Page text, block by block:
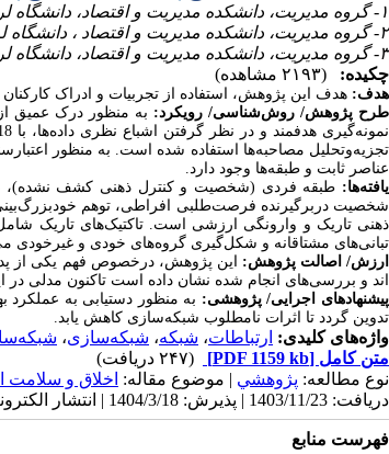
۱- گروه مدیریت، دانشکده مدیریت و اقتصاد، دانشگاه لرستان، خرم‌آباد، ایران.
۲- گروه مدیریت، دانشکده مدیریت و اقتصاد ، دانشگاه لرستان، خرم‌آباد، ایران. ،
۳- گروه مدیریت، دانشکده مدیریت و اقتصاد، دانشگاه لرستان، خرم‌آباد، ایران
چکیده:
(۲۱۹۳ مشاهده)
هدف: هدف این پژوهش، استفاده از تجربیات و ادراک
طرح پژوهش/ روش‌‏شناسی/ رویکرد: به منظور درک عمیق
تجزیه‌وتحلیل مصاحبه‌­ها استفاده شده است. به منظور
عناصر ثابت و طبقه‌­ها وجود دارد.
یافته‌­ها: طبقه فردی (شخصیت و کنترل ذهنی کشف نشده)،
شخصیت دربرگیرنده فرصت‌­طلبی افراطی، توهم
ذهنی تاریک و وارونگی ارزشی است. تاکتیک‌­های تاریک
تبانی­‌های مشتاقانه و شکل­‌گیری گروه­‌های خودی و غیرخودی
ارزش/ اصالت پژوهش:این پژوهش، درخصوص فهم یکی از
اند و بررسی­‌های انجام شده نشان داده است تاکنون مدلی در
پیشنهادهای اجرایی/ پژوهشی: به منظور دستیابی به عملکرد
تدوین گردد تا اثرات نامطلوب شبکه‌­سازی کاهش یابد.
واژه‌های کلیدی: ارتباطات، شبکه، شبکه‌سازی،
متن کامل [PDF 1159 kb]
(۲۴۷ دریافت)
نوع مطالعه: پژوهشي | موضوع مقاله: اخلاق و سلامت
دریافت: 1403/11/23 | پذیرش: 1404/3/18 | انتشار الکترونیک: 1404/11/6
فهرست منابع